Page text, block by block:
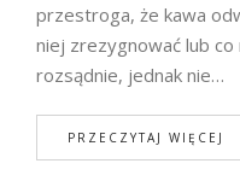
przestroga, że kawa
niej zrezygnować lub
rozsądnie, jednak nie…
PRZECZYTAJ WIĘCEJ